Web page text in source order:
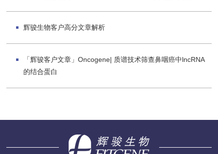
辉骏生物客户高分文章解析
「辉骏客户文章」Oncogene| 质谱技术筛查鼻咽癌中lncRNA
的结合蛋白